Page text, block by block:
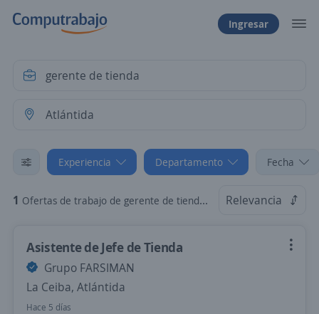
Ingresar
Experiencia Departamento Fecha
1 Ofertas de trabajo de gerente de tienda sin experiencia en Atlántida Relevancia
Asistente de Jefe de Tienda
Grupo FARSIMAN
La Ceiba, Atlántida
Hace 5 días